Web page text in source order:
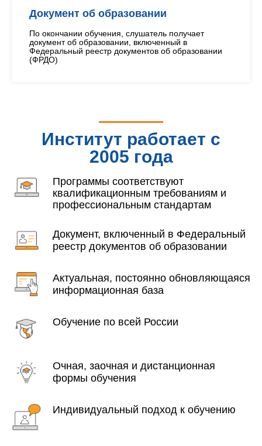
Документ об образовании
По окончании обучения, слушатель получает
документ об образовании, включенный в
Федеральный реестр документов об образовании
(ФРДО)
Институт работает с
2005 года
Программы соответствуют
квалификационным требованиям и
профессиональным стандартам
Документ, включенный в Федеральный
реестр документов об образовании
Актуальная, постоянно обновляющаяся
информационная база
Обучение по всей России
Очная, заочная и дистанционная
формы обучения
Индивидуальный подход к обучению